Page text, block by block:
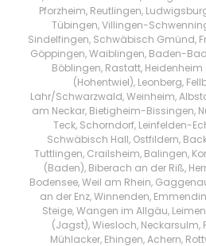
Pforzheim, Reutlingen,
Tübingen, Villingen-
Sindelfingen, Schwäbisch Gmünd,
Göppingen, Waiblingen, Baden-
Böblingen, Rastatt, Heidenheim
(Hohentwiel), Leonberg,
Lahr/Schwarzwald, Weinheim,
am Neckar, Bietigheim-Bissingen,
Teck, Schorndorf, Leinfelden-
Schwäbisch Hall, Ostfildern,
Tuttlingen, Crailsheim, Balingen,
(Baden), Biberach an der Riß,
Bodensee, Weil am Rhein,
an der Enz, Winnenden,
Steige, Wangen im Allgäu,
(Jagst), Wiesloch, Neckarsulm,
Mühlacker, Ehingen, Achern,